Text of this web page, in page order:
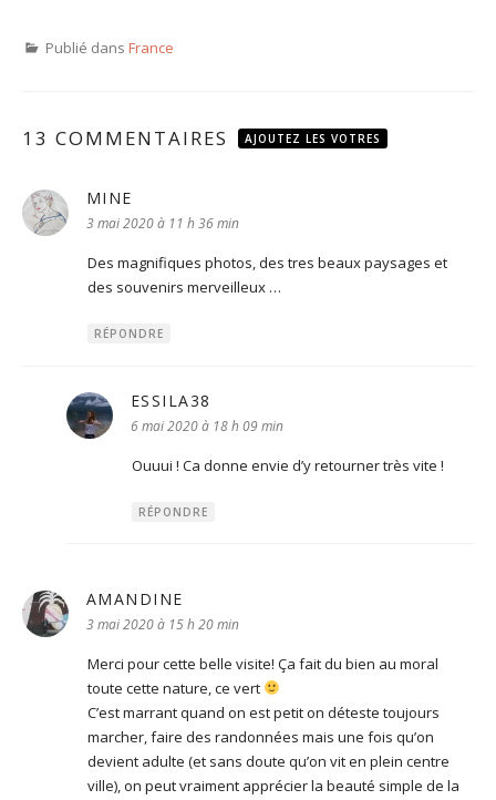
Publié dans France
13 COMMENTAIRES AJOUTEZ LES VOTRES
MINE
3 mai 2020 à 11 h 36 min
Des magnifiques photos, des tres beaux paysages et
des souvenirs merveilleux …
RÉPONDRE
ESSILA38
6 mai 2020 à 18 h 09 min
Ouuui ! Ca donne envie d’y retourner très vite !
RÉPONDRE
AMANDINE
3 mai 2020 à 15 h 20 min
Merci pour cette belle visite! Ça fait du bien au moral
toute cette nature, ce vert
C’est marrant quand on est petit on déteste toujours
marcher, faire des randonnées mais une fois qu’on
devient adulte (et sans doute qu’on vit en plein centre
ville), on peut vraiment apprécier la beauté simple de la